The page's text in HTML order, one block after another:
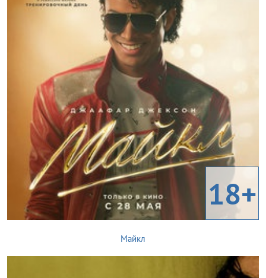
18+
Майкл